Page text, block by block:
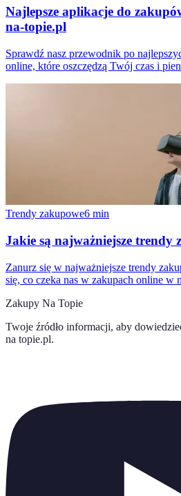
Najlepsze aplikacje do
na-topie.pl
Sprawdź nasz przewodnik po
online, które oszczędzą Twój czas i
Trendy zakupowe6 min
Jakie są najważniejsze trendy
Zanurz się w najważniejsze trendy
się, co czeka nas w zakupach online w
Zakupy Na Topie
Twoje źródło informacji, aby
na topie.pl.